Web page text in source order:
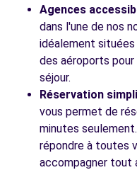
Agences
dans l'une de nos
idéalement
des aéroports
séjour.
Réservation
vous permet de
minutes
répondre à toutes
accompagner tout